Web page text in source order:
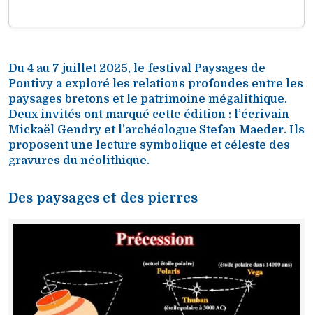
Du 4 au 7 juillet 2025, le festival Paysages de
Pontivy a exploré les relations profondes entre les
paysages bretons et le patrimoine mégalithique.
Deux invités ont marqué cette édition : l’écrivain
Mickaël Gendry et l’archéologue Stefan Maeder. Ils
proposent une lecture symbolique et céleste des
gravures du néolithique.
Des paysages et des pierres